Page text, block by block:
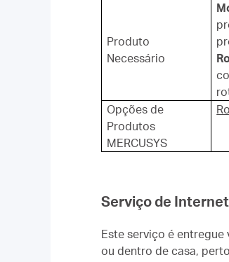
Produto
Necessário
Opções de
Produtos
MERCUSYS
Serviço de
Este serviço é entregue
ou dentro de casa,